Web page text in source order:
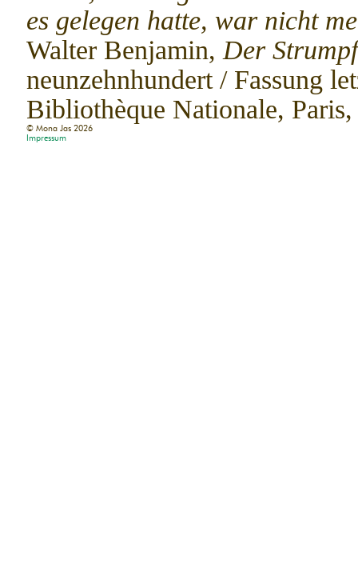
es gelegen hatte, war nicht
Walter Benjamin, Der Strumpf
neunzehnhundert / Fassung
Bibliothèque Nationale,
© Mona Jas 2026
Impressum